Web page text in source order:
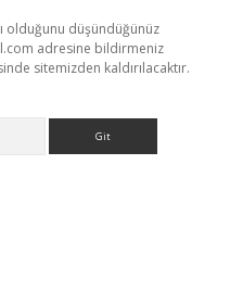
olduğunu düşündüğünüz
adresine bildirmeniz
sitemizden kaldırılacaktır.